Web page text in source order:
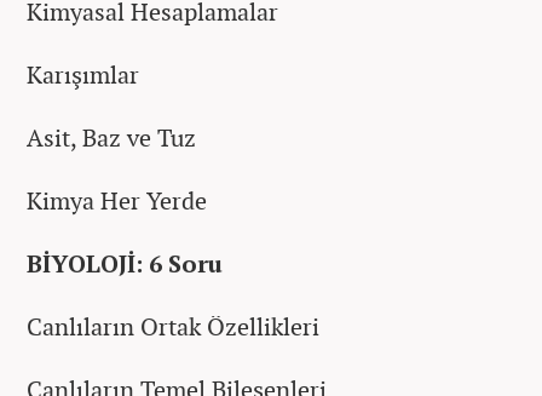
Kimyasal Hesaplamalar
Karışımlar
Asit, Baz ve Tuz
Kimya Her Yerde
BİYOLOJİ: 6 Soru
Canlıların Ortak Özellikleri
Canlıların Temel Bileşenleri